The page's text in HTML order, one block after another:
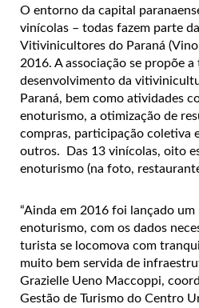
O entorno da capital
vinícolas – todas fazem parte
Vitivinicultores do Paraná
2016. A associação se propõe
desenvolvimento da
Paraná, bem como atividades
enoturismo, a otimização de
compras, participação coletiva
outros. Das 13 vinícolas, oito
enoturismo (na foto,
“Ainda em 2016 foi lançado
enoturismo, com os dados
turista se locomova com
muito bem servida de
Grazielle Ueno Maccoppi,
Gestão de Turismo do Centro